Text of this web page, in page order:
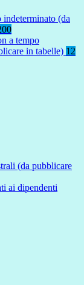
indeterminato (da
a tempo
in tabelle) 12
(da pubblicare
ai dipendenti